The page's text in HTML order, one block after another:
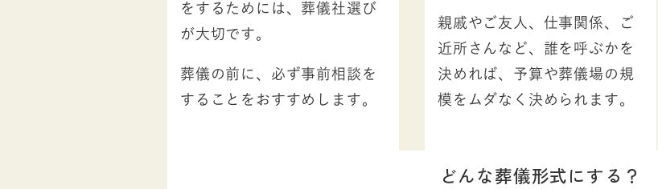
をするためには、葬儀社選び
が大切です。
葬儀の前に、必ず事前相談を
することをおすすめします。
親戚やご友人、仕事関係、ご
近所さんなど、誰を呼ぶかを
決めれば、予算や葬儀場の規
模をムダなく決められます。
どんな葬儀形式にする？